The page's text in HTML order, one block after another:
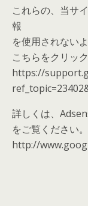
これらの、当サ
報
を使用されない
こちらをクリッ
https://
詳しくは、
をご覧ください。
http://